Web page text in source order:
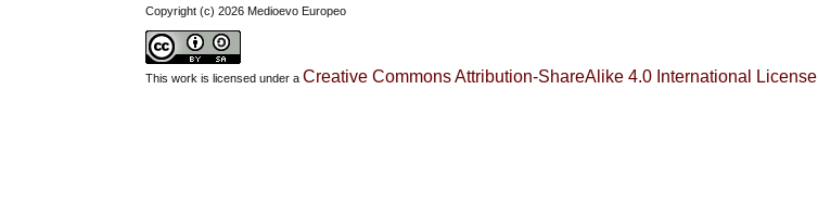
Copyright (c) 2026 Medioevo Europeo
This work is licensed under aCreative Commons Attribution-ShareAlike 4.0 International License